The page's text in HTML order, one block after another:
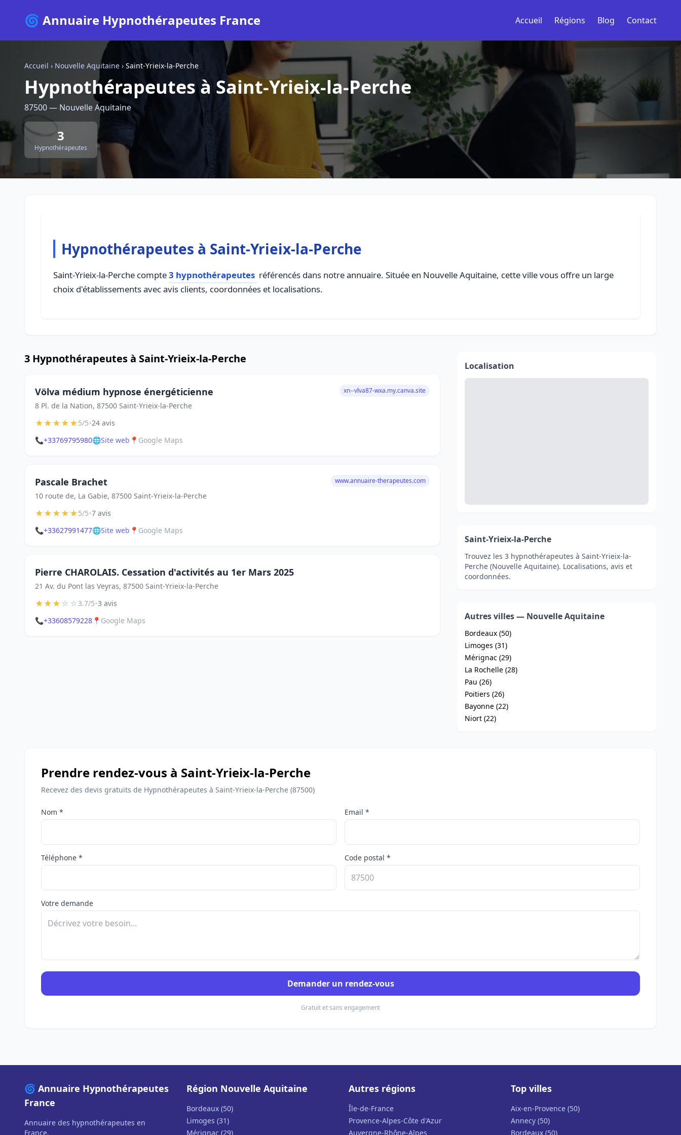
🌀 Annuaire Hypnothérapeutes France Accueil Régions Blog Contact
Accueil › Nouvelle Aquitaine › Saint-Yrieix-la-Perche
Hypnothérapeutes à Saint-Yrieix-la-Perche
87500 — Nouvelle Aquitaine
3
Hypnothérapeutes
Hypnothérapeutes à Saint-Yrieix-la-Perche
Saint-Yrieix-la-Perche compte3 hypnothérapeutes référencés dans notre annuaire. Située en Nouvelle Aquitaine, cette ville vous offre un large
choix d'établissements avec avis clients, coordonnées et localisations.
3 Hypnothérapeutes à Saint-Yrieix-la-Perche
Völva médium hypnose énergéticienne
8 Pl. de la Nation, 87500 Saint-Yrieix-la-Perche
xn--vlva87-wxa.my.canva.site
★★★★★5/5•24 avis
📞+33769795980🌐Site web 📍 Google Maps
Pascale Brachet
10 route de, La Gabie, 87500 Saint-Yrieix-la-Perche
www.annuaire-therapeutes.com
★★★★★5/5•7 avis
📞+33627991477🌐Site web 📍 Google Maps
Pierre CHAROLAIS. Cessation d'activités au 1er Mars 2025
21 Av. du Pont las Veyras, 87500 Saint-Yrieix-la-Perche
★★★☆☆3.7/5•3 avis
📞+33608579228 📍 Google Maps
Localisation
Saint-Yrieix-la-Perche
Trouvez les 3 hypnothérapeutes à Saint-Yrieix-la-
Perche (Nouvelle Aquitaine). Localisations, avis et
coordonnées.
Autres villes — Nouvelle Aquitaine
Bordeaux (50)
Limoges (31)
Mérignac (29)
La Rochelle (28)
Pau (26)
Poitiers (26)
Bayonne (22)
Niort (22)
Prendre rendez-vous à Saint-Yrieix-la-Perche
Recevez des devis gratuits de Hypnothérapeutes à Saint-Yrieix-la-Perche (87500)
Nom * Email *
Téléphone * Code postal *
Votre demande
Demander un rendez-vous
Gratuit et sans engagement
🌀 Annuaire Hypnothérapeutes
France
Annuaire des hypnothérapeutes en
France.
Région Nouvelle Aquitaine
Bordeaux (50)
Limoges (31)
Mérignac (29)
Autres régions
Île-de-France
Provence-Alpes-Côte d'Azur
Auvergne-Rhône-Alpes
Top villes
Aix-en-Provence (50)
Annecy (50)
Bordeaux (50)